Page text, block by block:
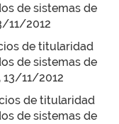
de sistemas de
11/2012
de titularidad
de sistemas de
13/11/2012
de titularidad
de sistemas de